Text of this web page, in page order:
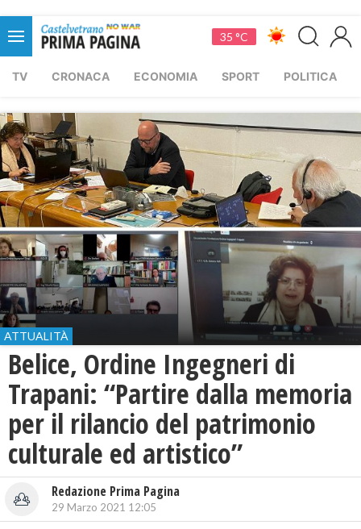
35 °C
TV CRONACA ECONOMIA SPORT POLITICA
ATTUALITÀ
Belice, Ordine Ingegneri di
Trapani: “Partire dalla memoria
per il rilancio del patrimonio
culturale ed artistico”
Redazione Prima Pagina
29 Marzo 2021 12:05